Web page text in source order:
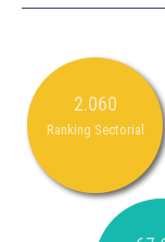
2.060
Ranking Sectorial